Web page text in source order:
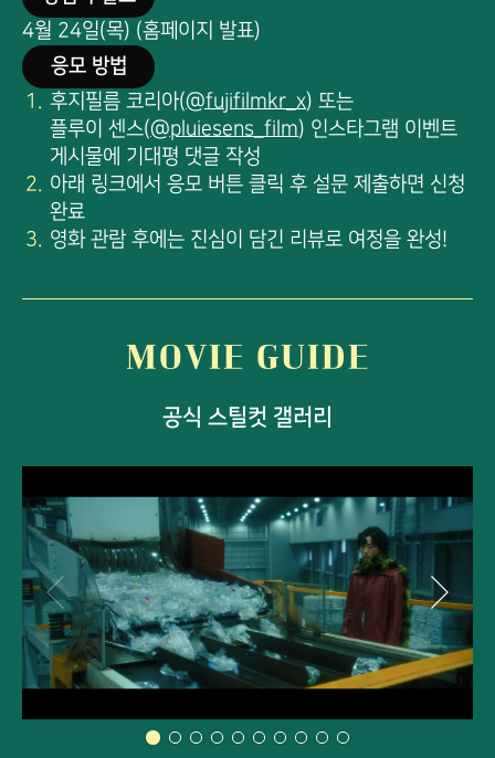
4월 24일(목) (홈페이지 발표)
응모 방법
후지필름 코리아(@fujifilmkr_x) 또는
플루이 센스(@pluiesens_film) 인스타그램 이벤트
게시물에 기대평 댓글 작성
아래 링크에서 응모 버튼 클릭 후 설문 제출하면 신청
완료
영화 관람 후에는 진심이 담긴 리뷰로 여정을 완성!
MOVIE GUIDE
공식 스틸컷 갤러리